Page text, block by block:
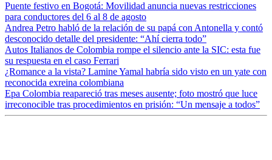
Puente festivo en Bogotá: Movilidad anuncia nuevas restricciones
para conductores del 6 al 8 de agosto
Andrea Petro habló de la relación de su papá con Antonella y contó
desconocido detalle del presidente: “Ahí cierra todo”
Autos Italianos de Colombia rompe el silencio ante la SIC: esta fue
su respuesta en el caso Ferrari
¿Romance a la vista? Lamine Yamal habría sido visto en un yate con
reconocida exreina colombiana
Epa Colombia reapareció tras meses ausente; foto mostró que luce
irreconocible tras procedimientos en prisión: “Un mensaje a todos”